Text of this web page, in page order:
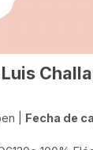
| Fecha de